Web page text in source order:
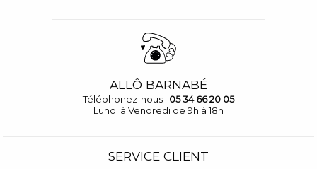
ALLÔ BARNABÉ
Téléphonez-nous : 05 34 66 20 05
Lundi à Vendredi de 9h à 18h
SERVICE CLIENT